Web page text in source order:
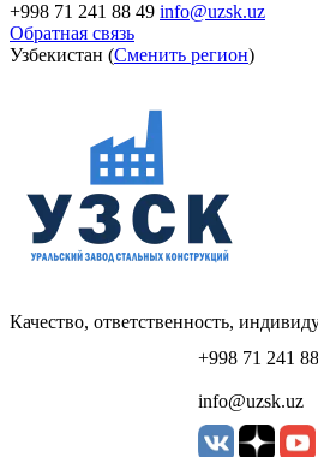
+998 71 241 88 49 info@uzsk.uz
Обратная связь
Узбекистан (Сменить регион)
Качество, ответственность,
+998 71 241
info@uzsk.uz